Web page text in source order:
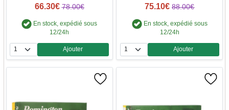
66.30€ 78.00€
En stock, expédié sous
12/24h
Quantité
Ajouter
75.10€ 88.00€
En stock, expédié sous
12/24h
Quantité
Ajouter